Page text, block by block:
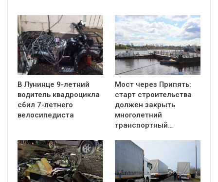
В Лунинце 9-летний
водитель квадроцикла
сбил 7-летнего
велосипедиста
Мост через Припять:
старт строительства
должен закрыть
многолетний
транспортный…